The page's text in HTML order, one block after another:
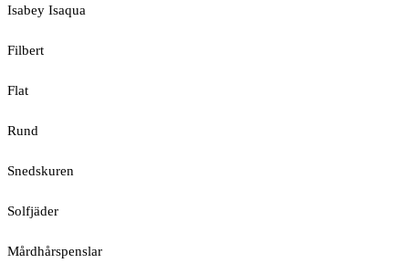
Isabey Isaqua
Filbert
Flat
Rund
Snedskuren
Solfjäder
Mårdhårspenslar